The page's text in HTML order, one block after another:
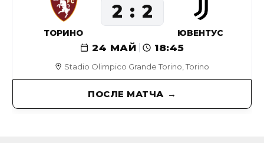
Stadio Olimpico Grande Torino, Torino
24 МАЙ 18:45
ТОРИНО
2 2
ЮВЕНТУС
ПОСЛЕ МАТЧА